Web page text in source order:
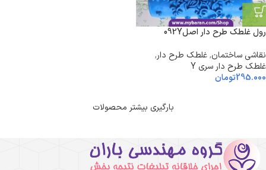
رول غلطک طرح دار اصل092Y
نقاشی ساختمان,غلطک طرح دار,
غلطک طرح دار سری Y
295.000تومان
بارگیری بیشتر محصولات